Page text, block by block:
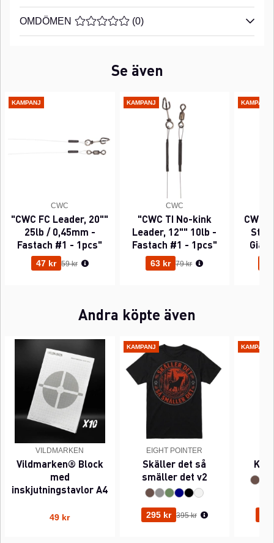
OMDÖMEN MEDELBETYG 0 AV 5 ANTAL BETYG 0
(0)
Se även
KAMPANJ
CWC
"CWC FC Leader, 20""
25lb / 0,45mm -
Fastach #1 - 1pcs"
47 kr Ordinarie pris:
59 kr
KAMPANJ
CWC
"CWC TI No-kink
Leader, 12"" 10lb -
Fastach #1 - 1pcs"
63 kr Ordinarie pris:
79 kr
KAMPANJ
CWC
Andra köpte även
VILDMARKEN
Vildmarken® Block
med
inskjutningstavlor A4
49 kr
KAMPANJ
EIGHT POINTER
Skäller det så
smäller det v2
295 kr Ordinarie pris:
395 kr
KAMPANJ